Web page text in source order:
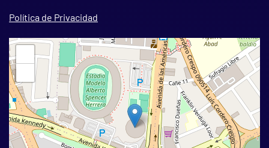
Política de Privacidad